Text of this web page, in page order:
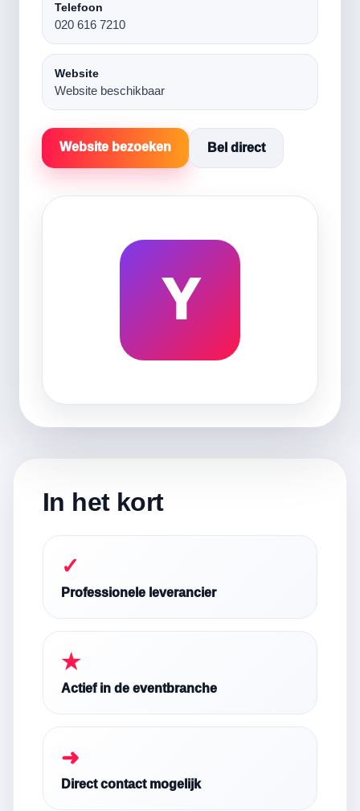
Telefoon
020 616 7210
Website
Website beschikbaar
Website bezoeken Bel direct
Y
In het kort
✓
Professionele leverancier
★
Actief in de eventbranche
➜
Direct contact mogelijk